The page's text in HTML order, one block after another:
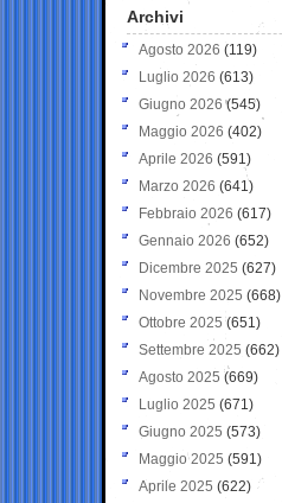
Archivi
Agosto 2026 (119)
Luglio 2026 (613)
Giugno 2026 (545)
Maggio 2026 (402)
Aprile 2026 (591)
Marzo 2026 (641)
Febbraio 2026 (617)
Gennaio 2026 (652)
Dicembre 2025 (627)
Novembre 2025 (668)
Ottobre 2025 (651)
Settembre 2025 (662)
Agosto 2025 (669)
Luglio 2025 (671)
Giugno 2025 (573)
Maggio 2025 (591)
Aprile 2025 (622)